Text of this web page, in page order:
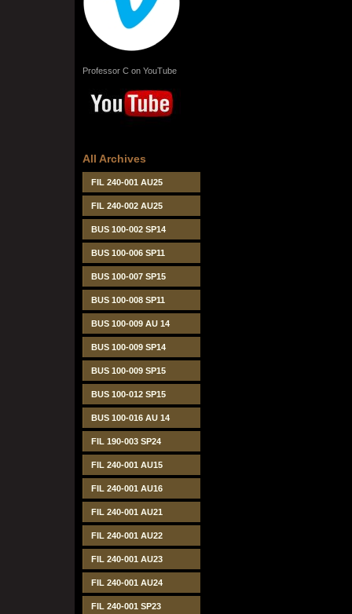
Professor C on YouTube
All Archives
FIL 240-001 AU25
FIL 240-002 AU25
BUS 100-002 SP14
BUS 100-006 SP11
BUS 100-007 SP15
BUS 100-008 SP11
BUS 100-009 AU 14
BUS 100-009 SP14
BUS 100-009 SP15
BUS 100-012 SP15
BUS 100-016 AU 14
FIL 190-003 SP24
FIL 240-001 AU15
FIL 240-001 AU16
FIL 240-001 AU21
FIL 240-001 AU22
FIL 240-001 AU23
FIL 240-001 AU24
FIL 240-001 SP23